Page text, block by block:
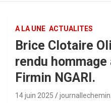
A LA UNE ACTUALITES
Brice Clotaire
rendu
Firmin NGARI.
14 juin 2025